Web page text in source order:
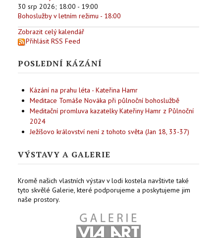
30 srp 2026; 18:00 - 19:00
Bohoslužby v letním režimu - 18:00
Zobrazit celý kalendář
Přihlásit RSS Feed
POSLEDNÍ KÁZÁNÍ
Kázání na prahu léta - Kateřina Hamr
Meditace Tomáše Nováka při půlnoční bohoslužbě
Meditační promluva kazatelky Kateřiny Hamr z Půlnoční
2024
Ježíšovo království není z tohoto světa (Jan 18, 33-37)
VÝSTAVY A GALERIE
Kromě našich vlastních výstav v lodi kostela navštivte také
tyto skvělé Galerie, které podporujeme a poskytujeme jim
naše prostory.